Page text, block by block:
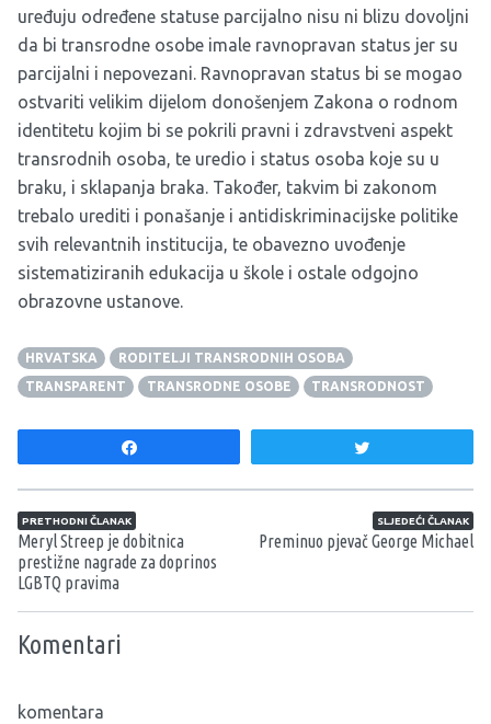
uređuju određene statuse parcijalno nisu ni blizu dovoljni
da bi transrodne osobe imale ravnopravan status jer su
parcijalni i nepovezani. Ravnopravan status bi se mogao
ostvariti velikim dijelom donošenjem Zakona o rodnom
identitetu kojim bi se pokrili pravni i zdravstveni aspekt
transrodnih osoba, te uredio i status osoba koje su u
braku, i sklapanja braka. Također, takvim bi zakonom
trebalo urediti i ponašanje i antidiskriminacijske politike
svih relevantnih institucija, te obavezno uvođenje
sistematiziranih edukacija u škole i ostale odgojno
obrazovne ustanove.
HRVATSKA
RODITELJI TRANSRODNIH OSOBA
TRANSPARENT
TRANSRODNE OSOBE TRANSRODNOST
Navigacija članaka
PRETHODNI ČLANAK
Meryl Streep je dobitnica
prestižne nagrade za doprinos
LGBTQ pravima
SLJEDEĆI ČLANAK
Preminuo pjevač George Michael
Komentari
komentara